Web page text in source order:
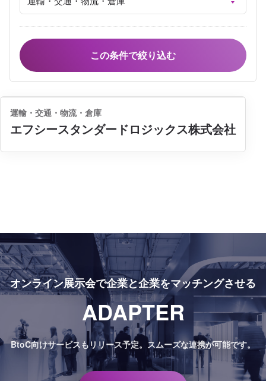
運輸・交通・物流・倉庫
エフシースタンダードロジックス株式会社
オンライン展示会で企業と企業をマッチングさせる
ADAPTER
BtoC向けサービスもリリース予定。 スムーズな連携が可能です。